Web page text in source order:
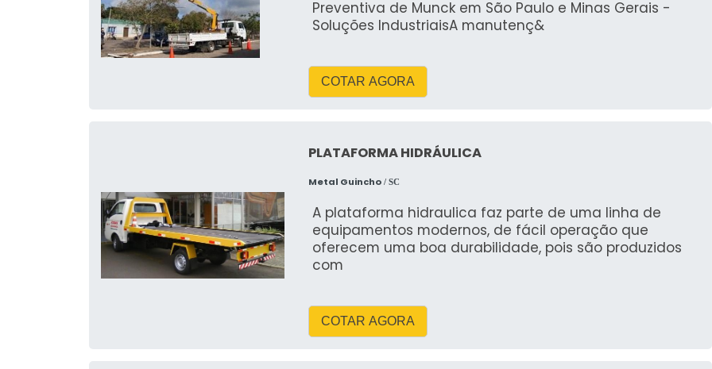
Preventiva de Munck em São Paulo e Minas Gerais -
Soluções IndustriaisA manutenç&
COTAR AGORA
PLATAFORMA HIDRÁULICA
Metal Guincho / SC
A plataforma hidraulica faz parte de uma linha de
equipamentos modernos, de fácil operação que
oferecem uma boa durabilidade, pois são produzidos
com
COTAR AGORA